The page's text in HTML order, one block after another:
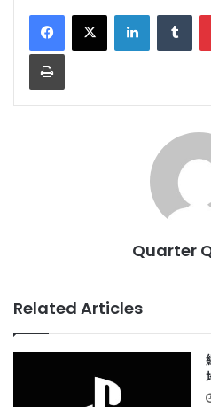
LinkedIn
Print
Quarter
Related Articles